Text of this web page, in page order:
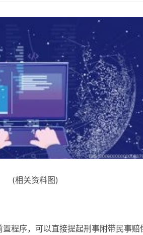
(相关资料图)
程序，可以直接提起刑事附带民事赔